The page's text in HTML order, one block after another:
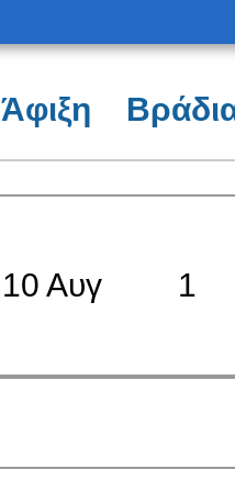
Άφιξη
10 Αυγ 1